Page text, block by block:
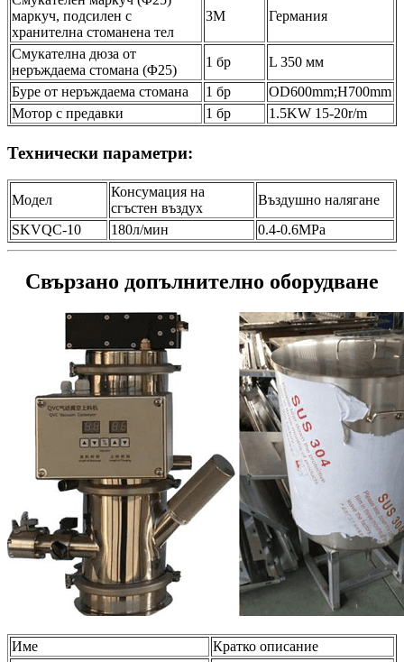
маркуч, подсилен с
хранителна стоманена тел
3M Германия
Смукателна дюза от
неръждаема стомана (Φ25)
1 бр
L 350 мм
Буре от неръждаема стомана
1 бр
OD600mm;H700mm
Мотор с предавки
1 бр 1.5KW 15-20r/m
Технически параметри:
Модел
Консумация на
сгъстен въздух
Въздушно налягане
SKVQC-10
180л/мин 0.4-0.6MPa
Свързано допълнително оборудване
Име
Кратко описание